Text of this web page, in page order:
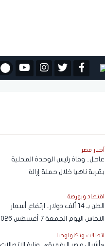
أخبار مصر
عاجل.. وفاة رئيس الوحدة المحلية
بقرية ناهيا خلال حملة إزالة
اقتصاد وبورصة
الطن بـ 14 ألف دولار.. ارتفاع أسعار
النحاس اليوم الجمعة 7 أغسطس 2026
اتصالات وتكنولوجيا